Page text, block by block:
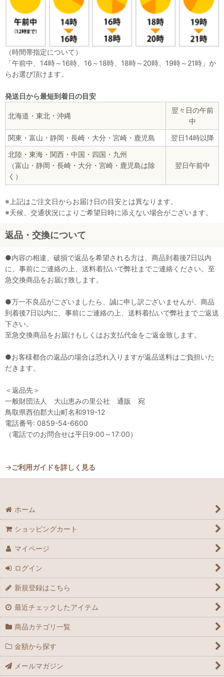
（時間帯指定について）
「午前中、14時～16時、16～18時、18時～20時、19時～21時」か
らお選び頂けます。
発送日から最短到着日の目安
北海道・東北・沖縄
翌々日の午前
中
関東・富山・静岡・長崎・大分・宮崎・鹿児島
翌日14時以降
北陸・東海・関西・中国・四国・九州
（富山・静岡・長崎・大分・宮崎・鹿児島は除
く）
翌日午前中
※上記はご注文日からお届け日の目安とは異なります。
※天候、交通状況によりご希望日時に添えない場合がございます。
返品・交換について
●内容の相違、破損で返品を希望される方は、商品到着後7日以内
に、事前にご連絡の上、送料着払いで弊社までご連絡ください。至
急交換商品をお届け致します。
●万一不良品がございましたら、誠に申し訳ございませんが、商品
到着後7日以内に、事前にご連絡の上、送料着払いで弊社までご返送
下さい。
至急交換商品をお届けもしくはお支払代金をご返金致します。
●お客様都合の返品の場合は恐れ入りますが返品送料はご負担いた
だきます。
＜返品先＞
一般財団法人 大山恵みの里公社 通販 宛
鳥取県西伯郡大山町名和919-12
電話番号: 0859-54-6600
（電話でのお問合せは平日9:00～17:00）
→ご利用ガイドを詳しく見る
ホーム
ショッピングカート
マイページ
ログイン
新規登録はこちら
最近チェックしたアイテム
商品カテゴリ一覧
金額から探す
メールマガジン